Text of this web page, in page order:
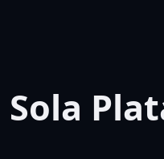
Sola